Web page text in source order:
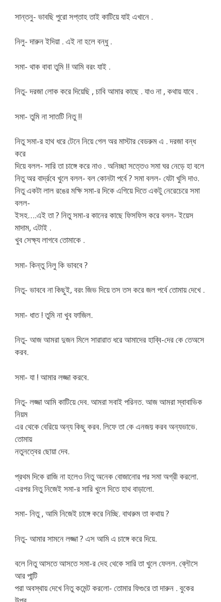
সান্তনু- ভাবছি পুরো সপ্তাহ তাই কাটিয়ে যাই এখানে .
নিলু- দারুন ইদিয়া . এই না হলে বন্ধু .
সমা- থাক বাবা তুমি !! আমি বরং যাই .
নিতু- দরজা লোক করে দিয়েছি , চাবি আমার কাছে . যাও না , কথায় যাবে .
সমা- তুমি না সাতটি নিতু !!
নিতু সমা-র হাথ ধরে টেনে নিয়ে গেল অর মাস্টার বেডরুম এ . দরজা বন্ধ
করে
দিয়ে বলল- সারি তা চাঙ্গে করে নাও . অনিচ্ছা সত্তেও সমা ঘর নেড়ে হা বলে
নিতু অর বার্দ্রবে খুলে বলল- বল কোনটা পর্বে ? সমা বলল- যেটা খুসি দাও.
নিতু একটা লাল রঙের মক্ষি সমা-র দিকে এগিয়ে দিতে একটু নেরেচেরে সমা
বলল-
ইসহ….এই তা ? নিতু সমা-র কানের কাছে ফিসফিস করে বলল- ইয়েস
মাদাম, এটাই .
খুব সেক্ষ্য লাগবে তোমাকে .
সমা- কিন্তু নিলু কি ভাববে ?
নিতু- ভাববে না কিছুই, বরং জিভ দিয়ে তস তস করে জল পর্বে তোমায় দেখে .
সমা- ধাত ! তুমি না খুব ফাজিল.
নিতু- আজ আমরা দুজন মিলে সারারাত ধরে আমাদের হাব্বি-দের কে তেঅসে
করব.
সমা- যা ! আমার লজ্জা করবে.
নিতু- লজ্জা আমি কাটিয়ে দেব. আমরা সবাই পরিনত. আজ আমরা স্বাবাভিক
নিয়ম
এর থেকে বেরিয়ে অন্য কিছু করব. লিফে তা কে এনজয় করব অন্যভাভে.
তোমায়
নতুনত্বের ছোয়া দেব.
প্রথম দিকে রাজি না হলেও নিতু অনেক বোজানোর পর সমা অগ্রী করলো.
এরপর নিতু নিজেই সমা-র সারি খুলে দিতে হাথ বাড়ালো.
সমা- নিতু , আমি নিজেই চাঙ্গে করে নিচ্ছি. বাথরুম তা কথায় ?
নিতু- আমার সামনে লজ্জা ? এস আমি এ চাঙ্গে করে দিয়ে.
বলে নিতু আসতে আসতে সমা-র দেহ থেকে সারি তা খুলে ফেলল. ব্লৌসে
আর পান্টি
পরা অবস্থায় দেখে নিতু কমেন্ট করলো- তোমার ফিগুরে তা দারুন . বুকের